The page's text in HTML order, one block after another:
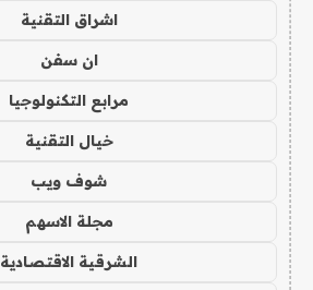
اشراق التقنية
ان سفن
مرابع التكنولوجيا
خيال التقنية
شوف ويب
مجلة الاسهم
الشرقية الاقتصادية